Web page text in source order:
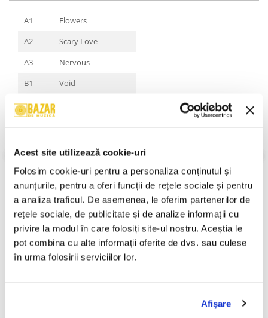
Acest site utilizează cookie-uri
Folosim cookie-uri pentru a personaliza conținutul și
anunțurile, pentru a oferi funcții de rețele sociale și pentru
a analiza traficul. De asemenea, le oferim partenerilor de
rețele sociale, de publicitate și de analize informații cu
privire la modul în care folosiți site-ul nostru. Aceștia le
pot combina cu alte informații oferite de dvs. sau culese
în urma folosirii serviciilor lor.
Afişare
A1
Flowers
A2
Scary Love
A3
Nervous
B1
Void
B2
Sadderdaze
C2
Revenge
C3
You Get Me So High
D1
Reflections
D2
Too Serious
VEZI MAI MULT
Stare Coperta:Mint
Stare Disc:Mint
Gen: Rock
Stil:Indie Rock
An Lansare:An Lansare:
Informatii conformitate produs